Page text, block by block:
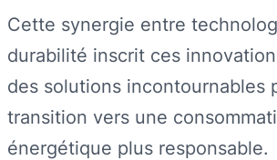
Cette synergie entre
durabilité inscrit ces
des solutions incontournables
transition vers une
énergétique plus responsable.